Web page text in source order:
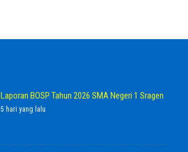
Laporan BOSP Tahun 2026 SMA Negeri 1 Sragen
5 hari yang lalu